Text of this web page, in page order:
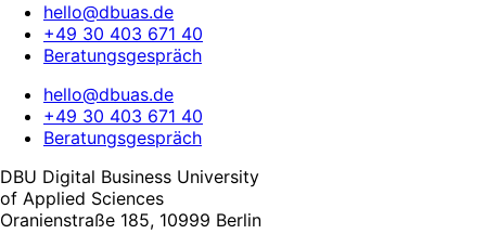
hello@dbuas.de
+49 30 403 671 40
Beratungsgespräch
hello@dbuas.de
+49 30 403 671 40
Beratungsgespräch
DBU Digital Business University
of Applied Sciences
Oranienstraße 185, 10999 Berlin